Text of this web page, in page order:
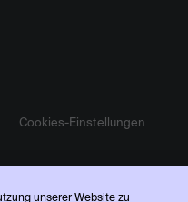
Cookies-Einstellungen
unserer Website zu